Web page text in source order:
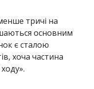
тричі на
основним
є сталою
хоча частина